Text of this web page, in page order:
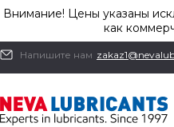
Внимание! Цены указаны
как
Напишите нам